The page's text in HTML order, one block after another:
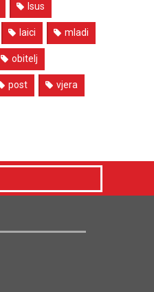
Isus
laici mladi
obitelj
post vjera